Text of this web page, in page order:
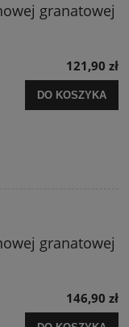
granatowej
121,90 zł
DO KOSZYKA
granatowej
146,90 zł